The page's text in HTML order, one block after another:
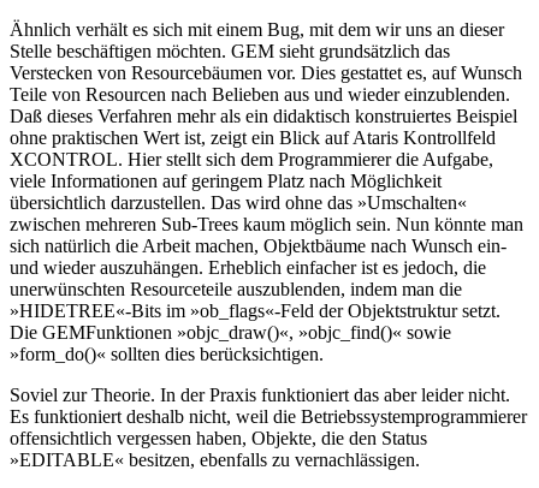
Ähnlich verhält es sich mit einem Bug, mit dem wir uns an dieser
Stelle beschäftigen möchten. GEM sieht grundsätzlich das
Verstecken von Resourcebäumen vor. Dies gestattet es, auf Wunsch
Teile von Resourcen nach Belieben aus und wieder einzublenden.
Daß dieses Verfahren mehr als ein didaktisch konstruiertes Beispiel
ohne praktischen Wert ist, zeigt ein Blick auf Ataris Kontrollfeld
XCONTROL. Hier stellt sich dem Programmierer die Aufgabe,
viele Informationen auf geringem Platz nach Möglichkeit
übersichtlich darzustellen. Das wird ohne das »Umschalten«
zwischen mehreren Sub-Trees kaum möglich sein. Nun könnte man
sich natürlich die Arbeit machen, Objektbäume nach Wunsch ein-
und wieder auszuhängen. Erheblich einfacher ist es jedoch, die
unerwünschten Resourceteile auszublenden, indem man die
»HIDETREE«-Bits im »ob_flags«-Feld der Objektstruktur setzt.
Die GEMFunktionen »objc_draw()«, »objc_find()« sowie
»form_do()« sollten dies berücksichtigen.
Soviel zur Theorie. In der Praxis funktioniert das aber leider nicht.
Es funktioniert deshalb nicht, weil die Betriebssystemprogrammierer
offensichtlich vergessen haben, Objekte, die den Status
»EDITABLE« besitzen, ebenfalls zu vernachlässigen.